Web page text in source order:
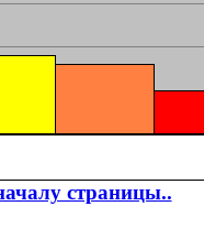
страницы..